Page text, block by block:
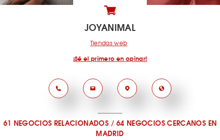
JOYANIMAL
Tiendas web
¡Sé el primero en opinar!
61 NEGOCIOS RELACIONADOS/64 NEGOCIOS CERCANOS EN
MADRID